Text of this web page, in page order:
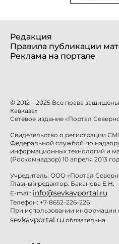
Редакция
Правила публикации
Реклама на портале
© 2012—2025 Все права
Кавказа»
Сетевое издание «Портал
Свидетельство о регистрации
Федеральной службой по
информационных технологий и
(Роскомнадзор) 10 апреля 2013
Учредитель: ООО «Портал
Главный редактор: Баканова Е.Н.
E-mail: info@sevkavportal.ru
Телефон: +7-8652-226-226
При использовании информации
sevkavportal.ru обязательна.